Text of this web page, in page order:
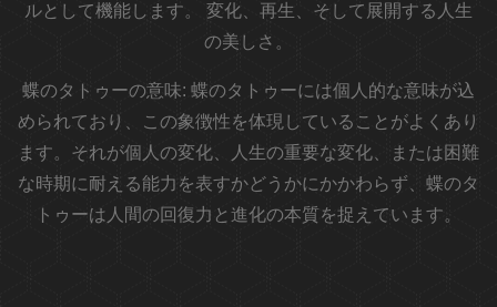
ルとして機能します。
変化、再生、そして展開する人生
の美しさ。
蝶のタトゥーの意味: 蝶のタトゥーには個人的な意味が込
められており、この象徴性を体現していることがよくあり
ます。それが個人の変化、人生の重要な変化、または困難
な時期に耐える能力を表すかどうかにかかわらず、蝶のタ
トゥーは人間の回復力と進化の本質を捉えています。